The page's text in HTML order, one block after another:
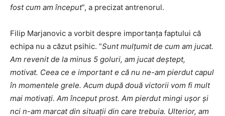
fost cum am început”, a precizat antrenorul.
Filip Marjanovic a vorbit despre importanța faptului că
echipa nu a căzut psihic. ”Sunt mulțumit de cum am jucat.
Am revenit de la minus 5 goluri, am jucat deștept,
motivat. Ceea ce e important e că nu ne-am pierdut capul
în momentele grele. Acum după două victorii vom fi mult
mai motivați. Am început prost. Am pierdut mingi ușor și
nci n-am marcat din situații din care trebuia. Ulterior, am